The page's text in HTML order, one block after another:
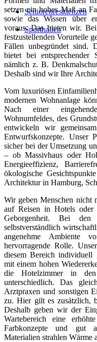
Seniorenresidenzen
Sporthallen
setzen ein hohes Maß an
sowie das Wissen über
voraus. Das bieten wir.
festzustellenden Vorurteile
Fällen unbegründet sind.
bietet bei entsprechender
nämlich z. B.
Deshalb sind wir Ihre
Vom luxuriösen
modernen Wohnanlage
Nach einer
Wohnumfeldes, des
entwickeln wir
Entwurfskonzepte. Unser
sicher bei der Umsetzung
– ob Massivhaus oder
Energieeffizienz,
ökologische
Architektur in Hamburg,
Wir geben Menschen nicht
auf Reisen in Hotels
Geborgenheit. Bei
selbstverständlich
angenehme Ambiente
hervorragende Rolle.
diesem Bereich individuell
mit einem hohen
die Hotelzimmer in
unterschiedlich. Das
Arztpraxen und sonstigen
zu. Hier gilt es zusätzlich,
Deshalb geben wir der
Wartebereich eine
Farbkonzepte und gut
Materialien strahlen Wärme